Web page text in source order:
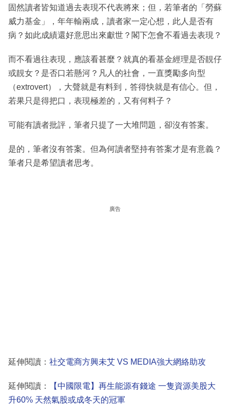
固然讀者皆知道過去表現不代表將來；但，若筆者的「勞蘇
威力基金」，年年輸兩成，讀者家一定心想，此人是否有
病？如此成績還好意思出來獻世？閣下怎會不看過去表現？
而不看過往表現，應該看甚麼？就真的看基金經理是否靚仔
或靚女？是否口若懸河？凡人的社會，一直獎勵多向型
（extrovert），大聲就是有料到，答得快就是有信心。但，
若果只是得把口，表現極差的，又有何料子？
可能有讀者批評，筆者只提了一大堆問題，卻沒有答案。
是的，筆者沒有答案。但為何讀者堅持有答案才是有意義？
筆者只是希望讀者思考。
廣告
延伸閱讀： 社交電商方興未艾 VS MEDIA強大網絡助攻
延伸閱讀：
【中國限電】再生能源有錢途 一隻資源美股大
升60% 天然氣股或成冬天的冠軍